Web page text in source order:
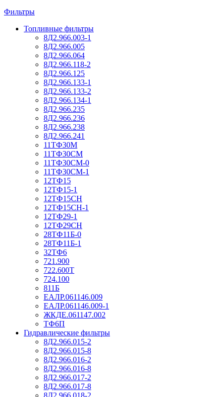
Фильтры
Топливные фильтры
8Д2.966.003-1
8Д2.966.005
8Д2.966.064
8Д2.966.118-2
8Д2.966.125
8Д2.966.133-1
8Д2.966.133-2
8Д2.966.134-1
8Д2.966.235
8Д2.966.236
8Д2.966.238
8Д2.966.241
11ТФ30М
11ТФ30СМ
11ТФ30СМ-0
11ТФ30СМ-1
12ТФ15
12ТФ15-1
12ТФ15СН
12ТФ15СН-1
12ТФ29-1
12ТФ29СН
28ТФ11Б-0
28ТФ11Б-1
32ТФ6
721.900
722.600Т
724.100
811Б
ЕАЛР.061146.009
ЕАЛР.061146.009-1
ЖКДЕ.061147.002
ТФ6П
Гидравлические фильтры
8Д2.966.015-2
8Д2.966.015-8
8Д2.966.016-2
8Д2.966.016-8
8Д2.966.017-2
8Д2.966.017-8